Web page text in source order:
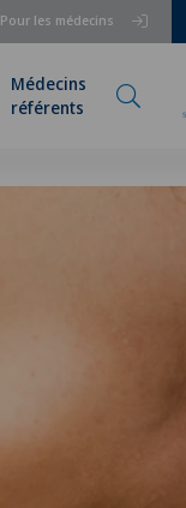
Pour les médecins
Médecins
référents